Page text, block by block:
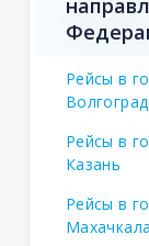
Рейсы в
Волгоград
Рейсы в
Казань
Рейсы в
Махачкала